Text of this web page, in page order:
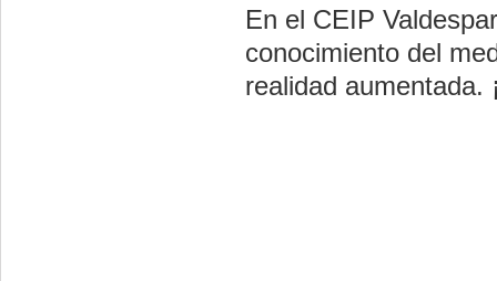
En el CEIP
conocimiento del
realidad aumentada.